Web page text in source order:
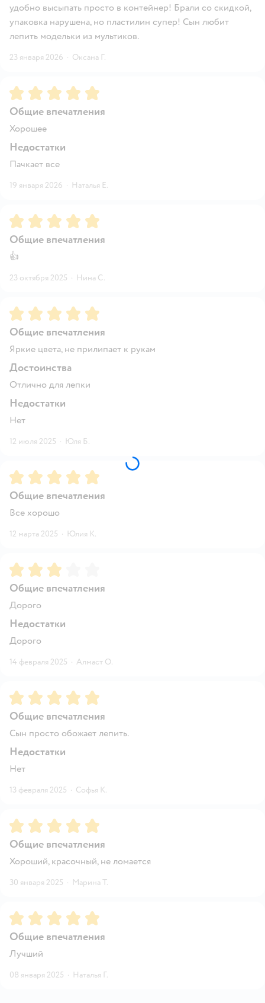
удобно высыпать просто в контейнер! Брали со скидкой,
упаковка нарушена, но пластилин супер! Сын любит
лепить модельки из мультиков.
23 января 2026 · Оксана Г.
Рейтинг:5
Общие впечатления
Хорошее
Недостатки
Пачкает все
19 января 2026 · Наталья Е.
Рейтинг:5
Общие впечатления
👍
23 октября 2025 · Нина С.
Рейтинг:5
Общие впечатления
Яркие цвета, не прилипает к рукам
Достоинства
Отлично для лепки
Недостатки
Нет
12 июля 2025 · Юля Б.
Рейтинг:5
Общие впечатления
Все хорошо
12 марта 2025 · Юлия К.
Рейтинг:3
Общие впечатления
Дорого
Недостатки
Дорого
14 февраля 2025 · Алмаст О.
Рейтинг:5
Общие впечатления
Сын просто обожает лепить.
Недостатки
Нет
13 февраля 2025 · Софья К.
Рейтинг:5
Общие впечатления
Хороший, красочный, не ломается
30 января 2025 · Марина Т.
Рейтинг:5
Общие впечатления
Лучший
08 января 2025 · Наталья Г.